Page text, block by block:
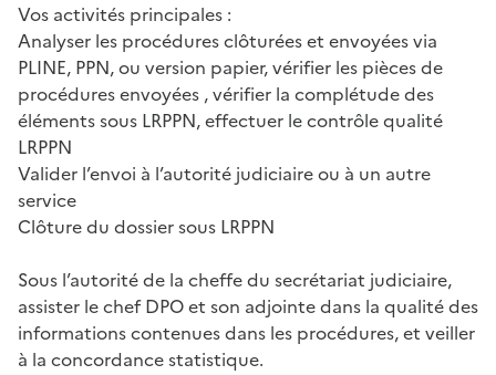
Vos activités principales :
Analyser les procédures clôturées et envoyées via
PLINE, PPN, ou version papier, vérifier les pièces de
procédures envoyées , vérifier la complétude des
éléments sous LRPPN, effectuer le contrôle qualité
LRPPN
Valider l’envoi à l’autorité judiciaire ou à un autre
service
Clôture du dossier sous LRPPN
Sous l’autorité de la cheffe du secrétariat judiciaire,
assister le chef DPO et son adjointe dans la qualité des
informations contenues dans les procédures, et veiller
à la concordance statistique.